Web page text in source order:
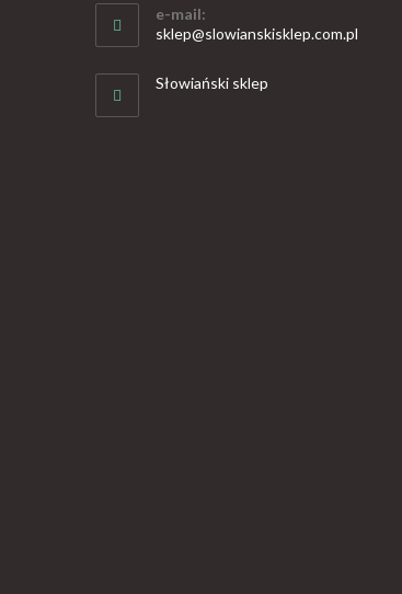
e-mail:
sklep@slowianskisklep.com.pl
Słowiański sklep